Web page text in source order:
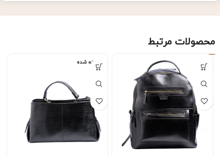
محصولات مرتبط
فروخته شده